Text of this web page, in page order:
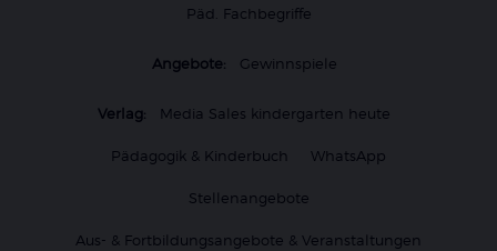
Päd. Fachbegriffe
Angebote: Gewinnspiele
Verlag: Media Sales kindergarten heute
Pädagogik & Kinderbuch WhatsApp
Stellenangebote
Aus- & Fortbildungsangebote & Veranstaltungen